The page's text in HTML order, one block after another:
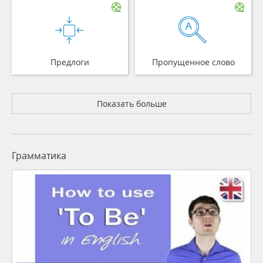
Предлоги Пропущенное слово
Показать больше
Грамматика